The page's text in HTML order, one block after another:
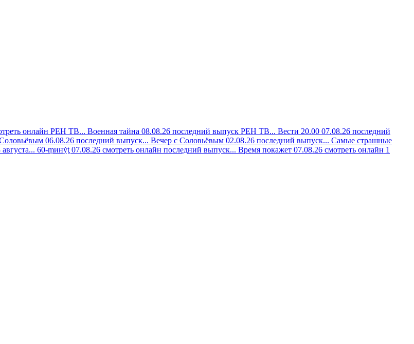
онлайн РЕН ТВ... Военная тайна 08.08.26 последний выпуск РЕН ТВ... Вести 20.00 07.08.26 последний
06.08.26 последний выпуск... Вечер с Соловьёвым 02.08.26 последний выпуск... Самые страшные
60-ṃинẏƫ 07.08.26 смотреть онлайн последний выпуск... Время покажет 07.08.26 смотреть онлайн 1